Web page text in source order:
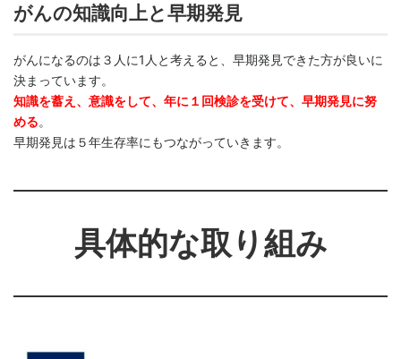
がんの知識向上と早期発見
がんになるのは３人に1人と考えると、早期発見できた方が良いに
決まっています。
知識を蓄え、意識をして、年に１回検診を受けて、早期発見に努
める。
早期発見は５年生存率にもつながっていきます。
具体的な取り組み